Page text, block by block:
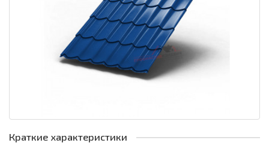
Краткие характеристики